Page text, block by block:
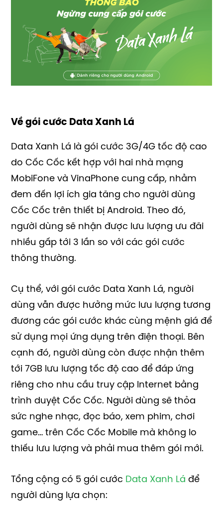
Về gói cước Data Xanh Lá
Data Xanh Lá là gói cước 3G/4G tốc độ cao
do Cốc Cốc kết hợp với hai nhà mạng
MobiFone và VinaPhone cung cấp, nhằm
đem đến lợi ích gia tăng cho người dùng
Cốc Cốc trên thiết bị Android. Theo đó,
người dùng sẽ nhận được lưu lượng ưu đãi
nhiều gấp tới 3 lần so với các gói cước
thông thường.
Cụ thể, với gói cước Data Xanh Lá, người
dùng vẫn được hưởng mức lưu lượng tương
đương các gói cước khác cùng mệnh giá để
sử dụng mọi ứng dụng trên điện thoại. Bên
cạnh đó, người dùng còn được nhận thêm
tới 7GB lưu lượng tốc độ cao để đáp ứng
riêng cho nhu cầu truy cập Internet bằng
trình duyệt Cốc Cốc. Người dùng sẽ thỏa
sức nghe nhạc, đọc báo, xem phim, chơi
game… trên Cốc Cốc Mobile mà không lo
thiếu lưu lượng và phải mua thêm gói mới.
Tổng cộng có 5 gói cước Data Xanh Lá để
người dùng lựa chọn: